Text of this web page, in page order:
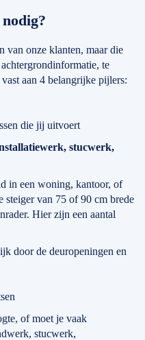
van onze klanten, maar die
te
aan 4 belangrijke pijlers:
die jij uitvoert
stucwerk,
in een woning, kantoor, of
steiger van 75 of 90 cm brede
Hier zijn een aantal
door de deuropeningen en
of moet je vaak
stucwerk,